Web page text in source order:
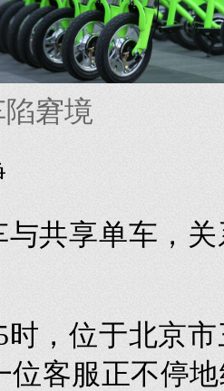
窘境
与共享单车，
时，位于北京
位客服正不停